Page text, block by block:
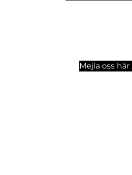
Mejla oss här